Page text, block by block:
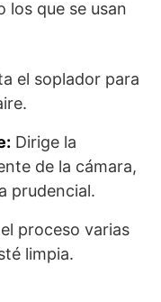
los que se usan
el soplador para
Dirige la
de la cámara,
prudencial.
proceso varias
limpia.